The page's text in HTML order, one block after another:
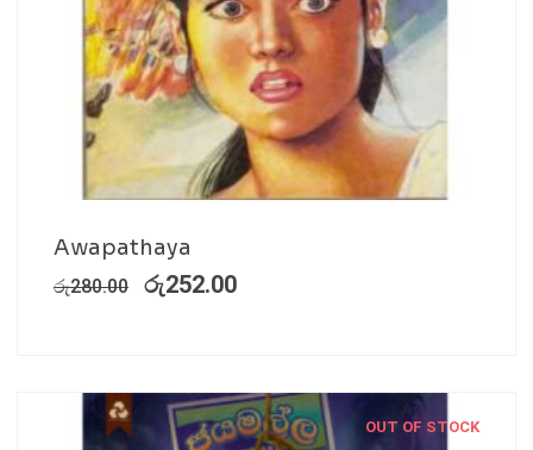
Awapathaya
රු280.00 රු252.00
OUT OF STOCK